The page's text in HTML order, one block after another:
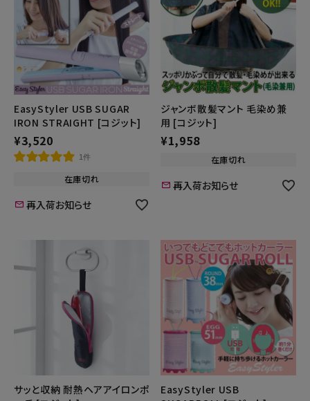
EasyStyler USB SUGAR
IRON STRAIGHT [コジット]
¥3,520
1件
在庫切れ
再入荷お知らせ
ジャンボ散髪マント 毛染め兼
用 [コジット]
¥1,958
在庫切れ
再入荷お知らせ
サッと収納 耐熱ヘアアイロンポ
EasyStyler USB